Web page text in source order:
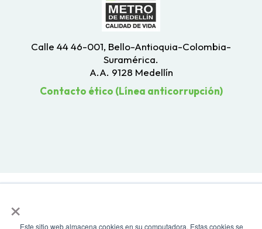
×
Este sitio web almacena cookies en su computadora. Estas cookies se
Calle 44 46-001, Bello-Antioquia-Colombia-
Suramérica.
A.A. 9128 Medellín
Contacto ético (Línea anticorrupción)